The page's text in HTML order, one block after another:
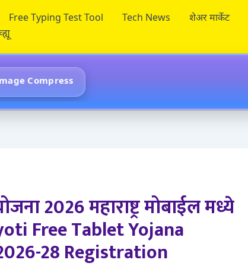
Free Typing Test Tool Tech News शेअर मार्केट
Compress
2026 महाराष्ट्र मोबाईल मध्ये
Free Tablet Yojana
28 Registration